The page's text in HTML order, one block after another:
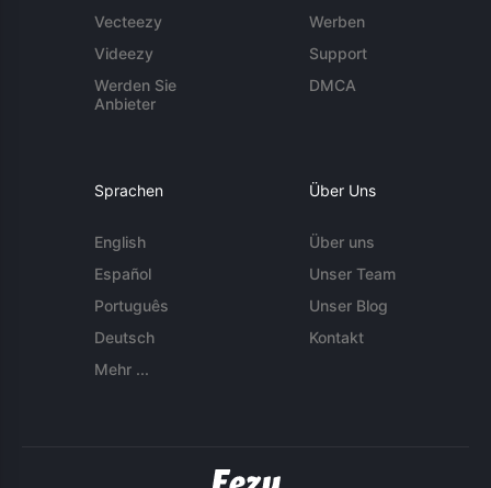
Vecteezy
Videezy
Werden Sie
Anbieter
Werben
Support
DMCA
Sprachen
English
Español
Português
Deutsch
Mehr ...
Über Uns
Über uns
Unser Team
Unser Blog
Kontakt